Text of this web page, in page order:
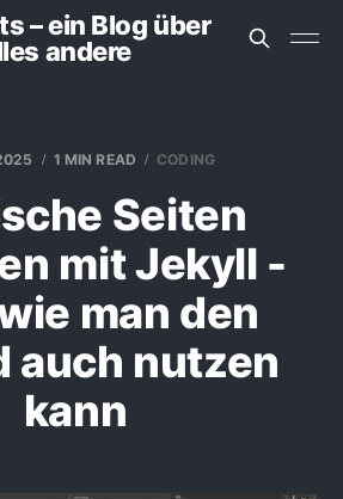
– ein Blog über
andere
1 MIN READ CODING
Seiten
mit Jekyll -
man den
auch nutzen
kann